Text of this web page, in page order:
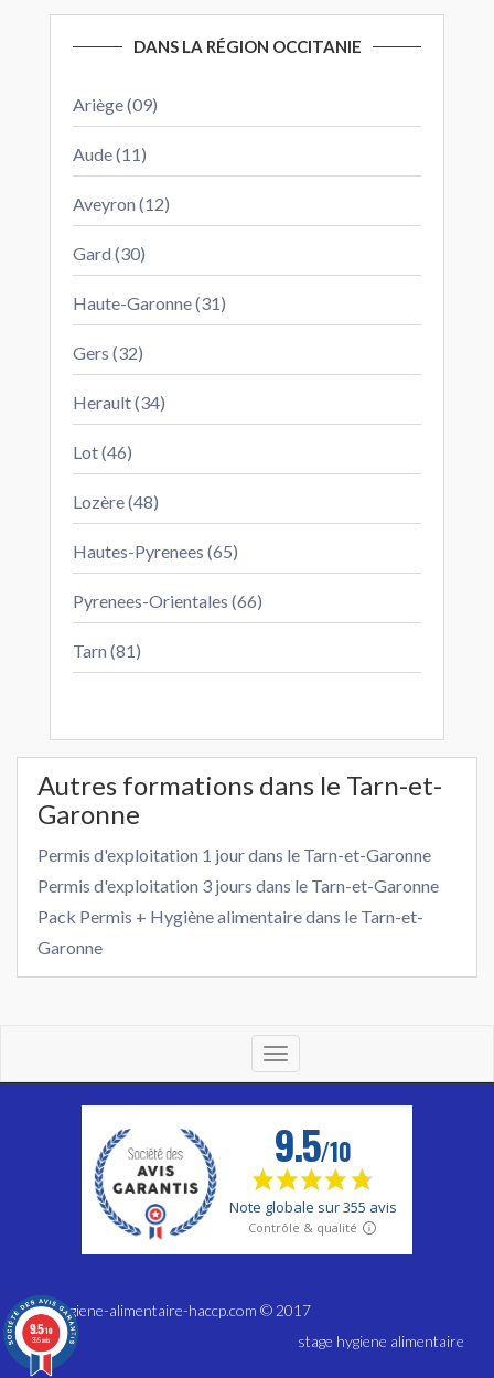
DANS LA RÉGION OCCITANIE
Ariège (09)
Aude (11)
Aveyron (12)
Gard (30)
Haute-Garonne (31)
Gers (32)
Herault (34)
Lot (46)
Lozère (48)
Hautes-Pyrenees (65)
Pyrenees-Orientales (66)
Tarn (81)
Autres formations dans le Tarn-et-
Garonne
Permis d'exploitation 1 jour dans le Tarn-et-Garonne
Permis d'exploitation 3 jours dans le Tarn-et-Garonne
Pack Permis + Hygiène alimentaire dans le Tarn-et-
Garonne
Toggle
navigation
www.hygiene-alimentaire-haccp.com © 2017
stage hygiene alimentaire
9.5/10
355 avis